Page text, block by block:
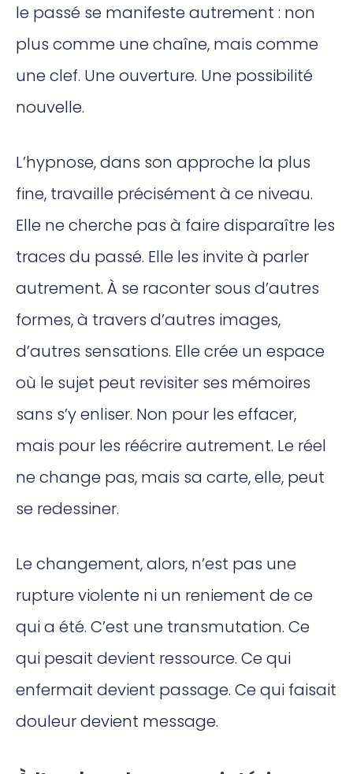
le passé se manifeste autrement : non
plus comme une chaîne, mais comme
une clef. Une ouverture. Une possibilité
nouvelle.
L’hypnose, dans son approche la plus
fine, travaille précisément à ce niveau.
Elle ne cherche pas à faire disparaître les
traces du passé. Elle les invite à parler
autrement. À se raconter sous d’autres
formes, à travers d’autres images,
d’autres sensations. Elle crée un espace
où le sujet peut revisiter ses mémoires
sans s’y enliser. Non pour les effacer,
mais pour les réécrire autrement. Le réel
ne change pas, mais sa carte, elle, peut
se redessiner.
Le changement, alors, n’est pas une
rupture violente ni un reniement de ce
qui a été. C’est une transmutation. Ce
qui pesait devient ressource. Ce qui
enfermait devient passage. Ce qui faisait
douleur devient message.